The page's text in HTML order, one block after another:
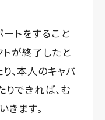
トをすること
が終了したと
、本人のキャパ
できれば、む
ます。